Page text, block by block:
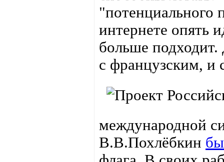
"потенциального
интернете опять
больше
с французским, и
международной
В.В.Похлёбкин